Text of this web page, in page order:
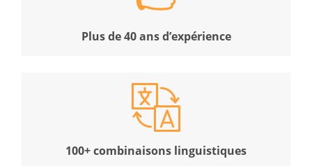
Plus de 40 ans d’expérience
100+ combinaisons linguistiques